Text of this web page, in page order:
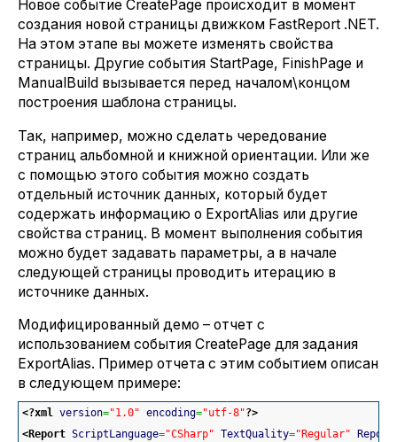
Новое событие CreatePage происходит в момент
создания новой страницы движком FastReport .NET.
На этом этапе вы можете изменять свойства
страницы. Другие события StartPage, FinishPage и
ManualBuild вызывается перед началом\концом
построения шаблона страницы.
Так, например, можно сделать чередование
страниц альбомной и книжной ориентации. Или же
с помощью этого события можно создать
отдельный источник данных, который будет
содержать информацию о ExportAlias или другие
свойства страниц. В момент выполнения события
можно будет задавать параметры, а в начале
следующей страницы проводить итерацию в
источнике данных.
Модифицированный демо – отчет с
использованием события CreatePage для задания
ExportAlias. Пример отчета с этим событием описан
в следующем примере:
<?xml version="1.0" encoding="utf-8"?>
<Report ScriptLanguage="CSharp" TextQuality="Regular"